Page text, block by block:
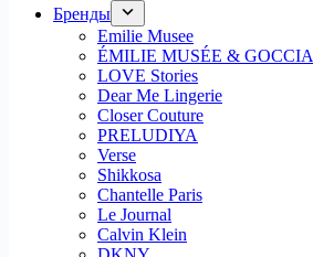
Бренды
Emilie Musee
ÉMILIE MUSÉE & GOCCIA
LOVE Stories
Dear Me Lingerie
Closer Couture
PRELUDIYA
Verse
Shikkosa
Chantelle Paris
Le Journal
Calvin Klein